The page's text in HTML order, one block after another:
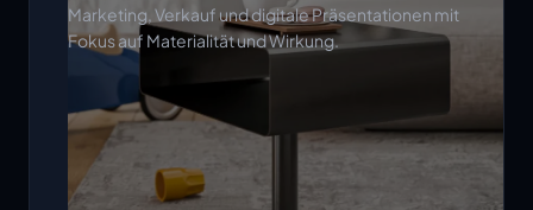
Marketing, Verkauf und digitale Präsentationen mit
Fokus auf Materialität und Wirkung.